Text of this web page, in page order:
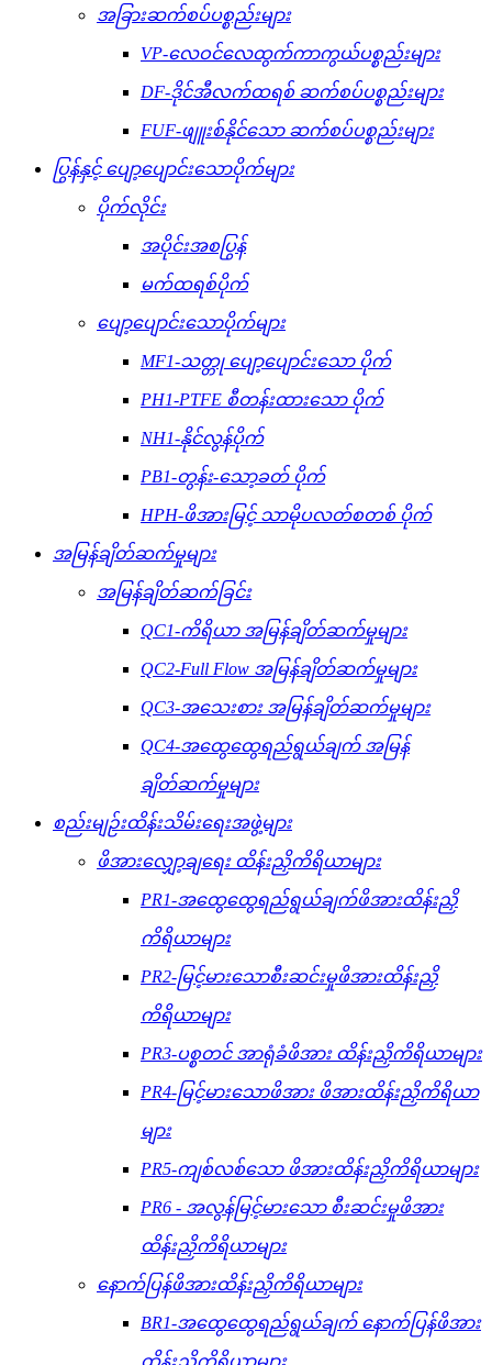
အခြားဆက်စပ်ပစ္စည်းများ
VP-လေဝင်လေထွက်ကာကွယ်ပစ္စည်းများ
DF-ဒိုင်အီလက်ထရစ် ဆက်စပ်ပစ္စည်းများ
FUF-ဖျူးစ်နိုင်သော ဆက်စပ်ပစ္စည်းများ
ပြွန်နှင့် ပျော့ပျောင်းသောပိုက်များ
ပိုက်လိုင်း
အပိုင်းအစပြွန်
မက်ထရစ်ပိုက်
ပျော့ပျောင်းသောပိုက်များ
MF1-သတ္တု ပျော့ပျောင်းသော ပိုက်
PH1-PTFE စီတန်းထားသော ပိုက်
NH1-နိုင်လွန်ပိုက်
PB1-တွန်း-သော့ခတ် ပိုက်
HPH-ဖိအားမြင့် သာမိုပလတ်စတစ် ပိုက်
အမြန်ချိတ်ဆက်မှုများ
အမြန်ချိတ်ဆက်ခြင်း
QC1-ကိရိယာ အမြန်ချိတ်ဆက်မှုများ
QC2-Full Flow အမြန်ချိတ်ဆက်မှုများ
QC3-အသေးစား အမြန်ချိတ်ဆက်မှုများ
QC4-အထွေထွေရည်ရွယ်ချက် အမြန်
ချိတ်ဆက်မှုများ
စည်းမျဉ်းထိန်းသိမ်းရေးအဖွဲ့များ
ဖိအားလျှော့ချရေး ထိန်းညှိကိရိယာများ
PR1-အထွေထွေရည်ရွယ်ချက်ဖိအားထိန်းညှိ
ကိရိယာများ
PR2-မြင့်မားသောစီးဆင်းမှုဖိအားထိန်းညှိ
ကိရိယာများ
PR3-ပစ္စတင် အာရုံခံဖိအား ထိန်းညှိကိရိယာများ
PR4-မြင့်မားသောဖိအား ဖိအားထိန်းညှိကိရိယာ
များ
PR5-ကျစ်လစ်သော ဖိအားထိန်းညှိကိရိယာများ
PR6 - အလွန်မြင့်မားသော စီးဆင်းမှုဖိအား
ထိန်းညှိကိရိယာများ
နောက်ပြန်ဖိအားထိန်းညှိကိရိယာများ
BR1-အထွေထွေရည်ရွယ်ချက် နောက်ပြန်ဖိအား
ထိန်းညှိကိရိယာများ